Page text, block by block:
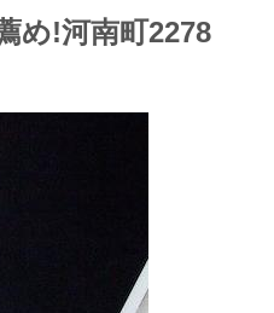
め!河南町2278